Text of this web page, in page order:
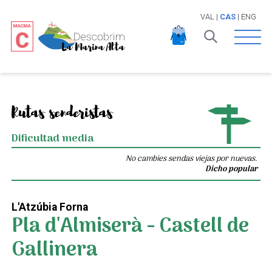
VAL | CAS| ENG
Open
Rutas senderistas
Dificultad media
No cambies sendas viejas por nuevas.
Dicho popular
L'Atzúbia Forna
Pla d'Almiserà - Castell de
Gallinera